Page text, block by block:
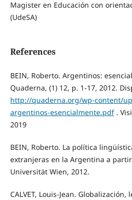
Magister en Educación con
(UdeSA)
References
BEIN, Roberto. Argentinos:
Quaderna, (1) 12, p. 1-17, 2012.
http://quaderna.org/wp-content/
argentinos-esencialmente.pdf.
2019
BEIN, Roberto. La política
extranjeras en la Argentina a
Universität Wien, 2012.
CALVET, Louis-Jean.